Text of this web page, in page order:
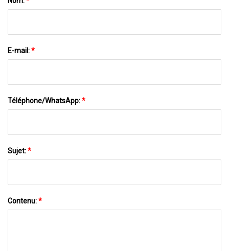
E-mail:*
Téléphone/WhatsApp:*
Sujet:*
Contenu:*